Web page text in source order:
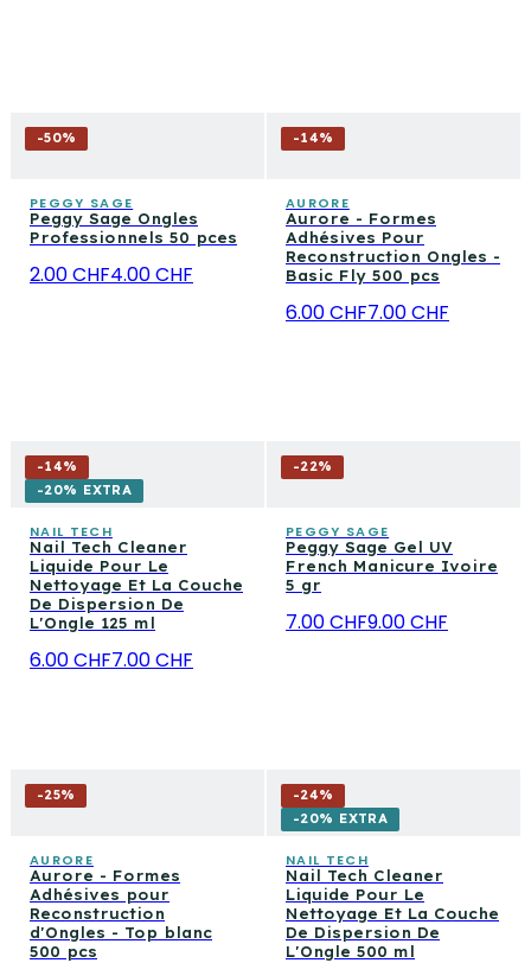
-50%
PEGGY SAGE
Peggy Sage Ongles
Professionnels 50 pces
2.00 CHF4.00 CHF
-14%
AURORE
Aurore - Formes
Adhésives Pour
Reconstruction Ongles -
Basic Fly 500 pcs
6.00 CHF7.00 CHF
-14%
-20% EXTRA
NAIL TECH
Nail Tech Cleaner
Liquide Pour Le
Nettoyage Et La Couche
De Dispersion De
L'Ongle 125 ml
6.00 CHF7.00 CHF
-22%
PEGGY SAGE
Peggy Sage Gel UV
French Manicure Ivoire
5 gr
7.00 CHF9.00 CHF
-25%
AURORE
Aurore - Formes
Adhésives pour
Reconstruction
d'Ongles - Top blanc
500 pcs
-24%
-20% EXTRA
NAIL TECH
Nail Tech Cleaner
Liquide Pour Le
Nettoyage Et La Couche
De Dispersion De
L'Ongle 500 ml